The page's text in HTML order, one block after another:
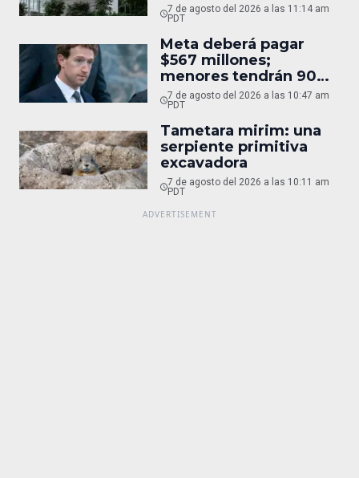
7 de agosto del 2026 a las 11:14 am
PDT
Meta deberá pagar
$567 millones;
menores tendrán 90
horas
7 de agosto del 2026 a las 10:47 am
PDT
Tametara mirim: una
serpiente primitiva
excavadora
7 de agosto del 2026 a las 10:11 am
PDT